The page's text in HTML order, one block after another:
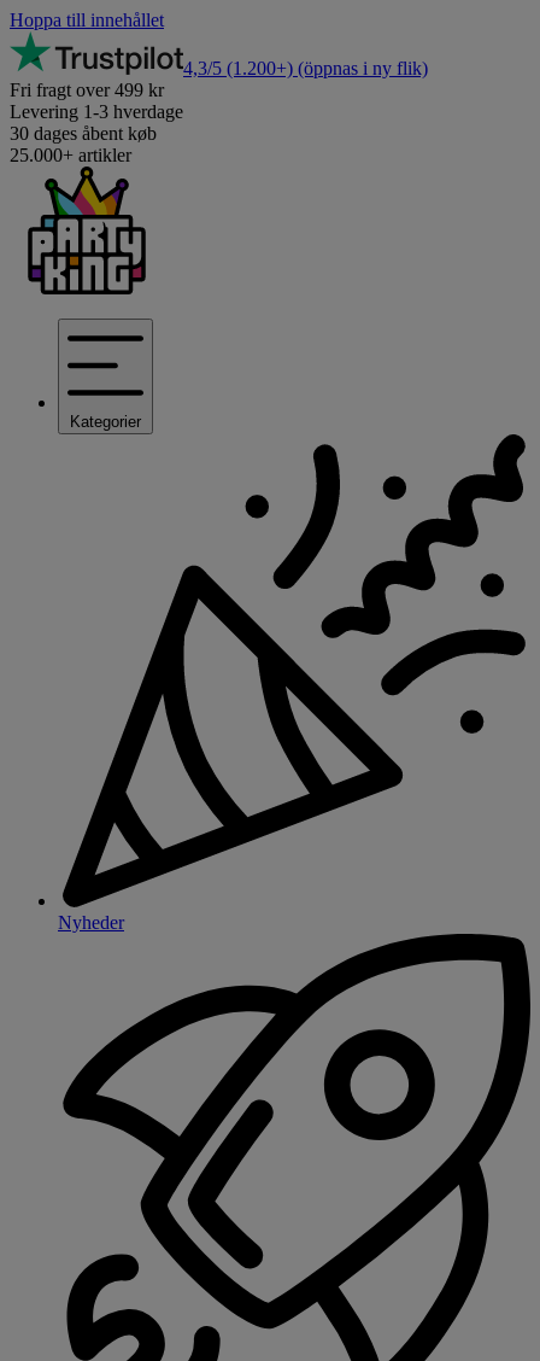
Hoppa till innehållet
4,3/5 (1.200+) (öppnas i ny flik)
Fri fragt over 499 kr
Levering 1-3 hverdage
30 dages åbent køb
25.000+ artikler
Kategorier
Nyheder